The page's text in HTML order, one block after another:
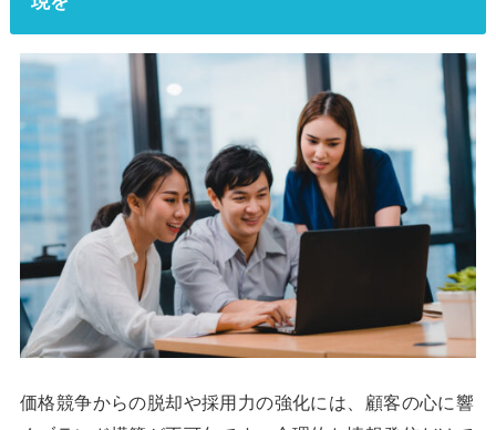
価格競争からの脱却や採用力の強化には、顧客の心に響